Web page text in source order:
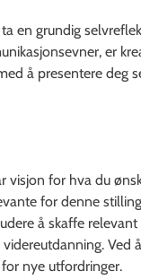
en grundig
er
å presentere deg
visjon for hva du
for denne
å skaffe
Ved
nye utfordringer.